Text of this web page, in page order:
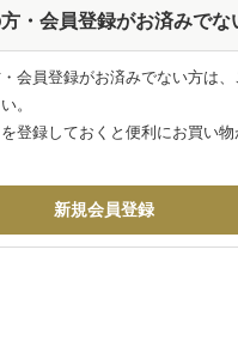
・会員登録がお済みでな
会員登録がお済みでない方は、
。
登録しておくと便利にお買い